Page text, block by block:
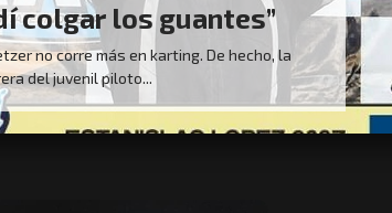
colgar los guantes”
no corre más en karting. De hecho, la
del juvenil piloto...